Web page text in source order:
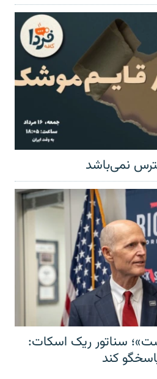
نمی‌باشد
سناتور ریک اسکات:
کند